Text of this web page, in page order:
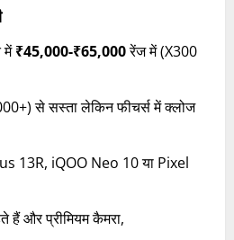
में₹45,000-₹65,000रेंज में (X300
से सस्ता लेकिन फीचर्स में क्लोज
13R, iQOO Neo 10 या Pixel
हैं और प्रीमियम कैमरा,